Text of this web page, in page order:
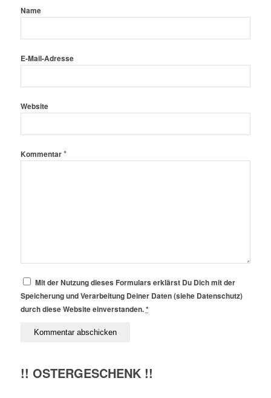
Name
E-Mail-Adresse
Website
Kommentar*
Mit der Nutzung dieses Formulars erklärst Du Dich mit der
Speicherung und Verarbeitung Deiner Daten (siehe Datenschutz)
durch diese Website einverstanden.*
!! OSTERGESCHENK !!